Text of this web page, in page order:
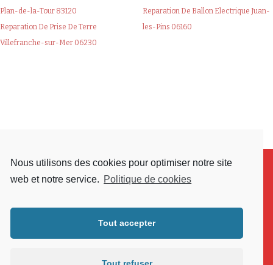
Nous utilisons des cookies pour optimiser notre site
web et notre service. Politique de cookies
Tout accepter
Plan-de-la-Tour 83120
Reparation De Prise De Terre
Villefranche-sur-Mer 06230
Reparation De Ballon Electrique Juan-
les-Pins 06160